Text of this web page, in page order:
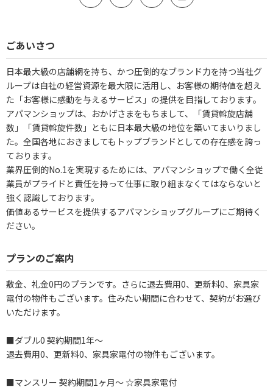
ごあいさつ
日本最大級の店舗網を持ち、かつ圧倒的なブランド力を持つ当社グ
ループは自社の経営資源を最大限に活用し、お客様の期待値を超え
た「お客様に感動を与えるサービス」の提供を目指しております。
アパマンショップは、おかげさまをもちまして、「賃貸斡旋店舗
数」「賃貸斡旋件数」ともに日本最大級の地位を築いてまいりまし
た。全国各地におきましてもトップブランドとしての存在感を誇っ
ております。
業界圧倒的No.1を実現するためには、アパマンショップで働く全従
業員がプライドと責任を持って仕事に取り組まなくてはならないと
強く認識しております。
価値あるサービスを提供するアパマンショップグループにご期待く
ださい。
プランのご案内
敷金、礼金0円のプランです。さらに退去費用0、更新料0、家具家
電付の物件もございます。住みたい期間に合わせて、契約がお選び
いただけます。
■ダブル0 契約期間1年～
退去費用0、更新料0、家具家電付の物件もございます。
■マンスリー 契約期間1ヶ月～ ☆家具家電付